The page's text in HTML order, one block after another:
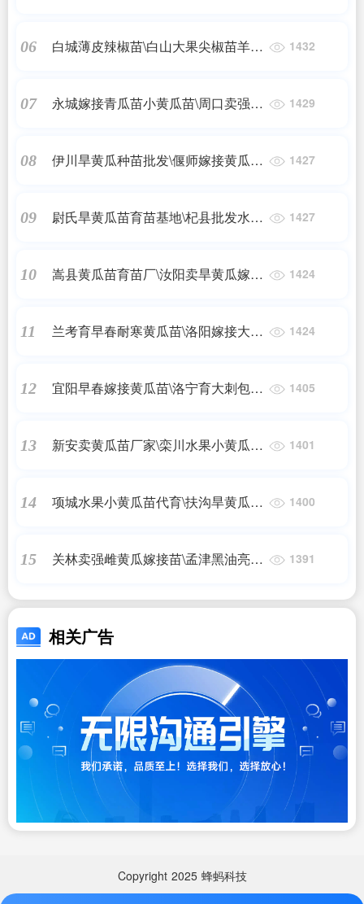
06
白城薄皮辣椒苗\白山大果尖椒苗羊角
1432
07
永城嫁接青瓜苗小黄瓜苗\周口卖强雌
1429
08
伊川旱黄瓜种苗批发\偃师嫁接黄瓜苗
1427
09
尉氏旱黄瓜苗育苗基地\杞县批发水果
1427
10
嵩县黄瓜苗育苗厂\汝阳卖旱黄瓜嫁接
1424
11
兰考育早春耐寒黄瓜苗\洛阳嫁接大小
1424
12
宜阳早春嫁接黄瓜苗\洛宁育大刺包旱
1405
13
新安卖黄瓜苗厂家\栾川水果小黄瓜种
1401
14
项城水果小黄瓜苗代育\扶沟旱黄瓜嫁
1400
15
关林卖强雌黄瓜嫁接苗\孟津黑油亮绿
1391
相关广告
Copyright 2025 蜂蚂科技